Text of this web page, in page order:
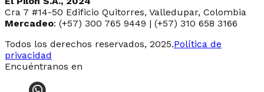
Cra 7 #14-50 Edificio Quitorres, Valledupar, Colombia
Mercadeo: (+57) 300 765 9449 | (+57) 310 658 3166
Todos los derechos reservados, 2025.Política de
privacidad
Encuéntranos en